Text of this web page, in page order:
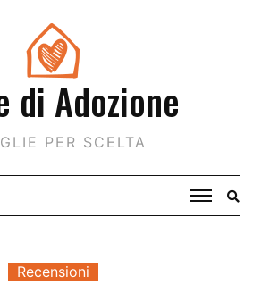
di Adozione
PER SCELTA
Recensioni